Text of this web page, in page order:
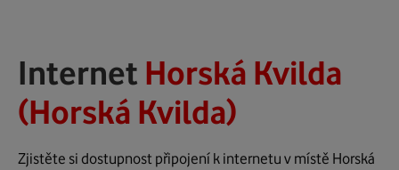
Internet Horská Kvilda
(Horská Kvilda)
Zjistěte si dostupnost připojení k internetu v místě Horská